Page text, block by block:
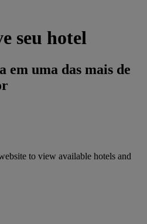
seu hotel
em uma das mais de
to view available hotels and